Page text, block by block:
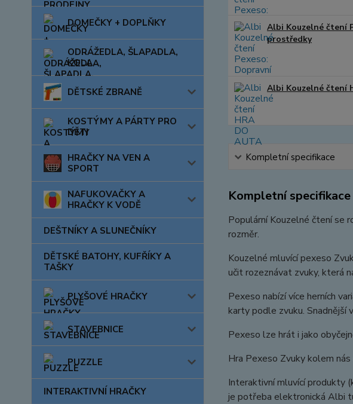
DOMEČKY + DOPLŇKY
ODRÁŽEDLA, ŠLAPADLA,
KOLA
DĚTSKÉ ZBRANĚ
KOSTÝMY A PÁRTY PRO
DĚTI
HRAČKY NA VEN A
SPORT
NAFUKOVAČKY A
HRAČKY K VODĚ
DEŠTNÍKY A SLUNEČNÍKY
DĚTSKÉ BATOHY, KUFŘÍKY A
TAŠKY
PLYŠOVÉ HRAČKY
STAVEBNICE
PUZZLE
INTERAKTIVNÍ HRAČKY
Albi Kouzelné čtení
prostředky
Albi Kouzelné čtení
Kompletní specifikace
Kompletní specifikace
Populární Kouzelné čtení se
rozměr.
Kouzelné mluvící pexeso
učit rozeznávat zvuky, která
Pexeso nabízí více herních
karty podle zvuku. Snadnější
Pexeso lze hrát i jako
Hra Pexeso Zvuky kolem
Interaktivní mluvící produkty
je potřeba elektronická Albi